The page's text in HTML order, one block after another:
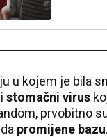
u kojem je bila
stomačni virus
prvobitno
promijene bazu.